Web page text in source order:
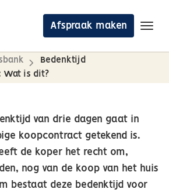
Afspraak maken
Bedenktijd
Wat is dit?
van drie dagen gaat in
koopcontract getekend is.
de koper het recht om,
nog van de koop van het huis
bestaat deze bedenktijd voor